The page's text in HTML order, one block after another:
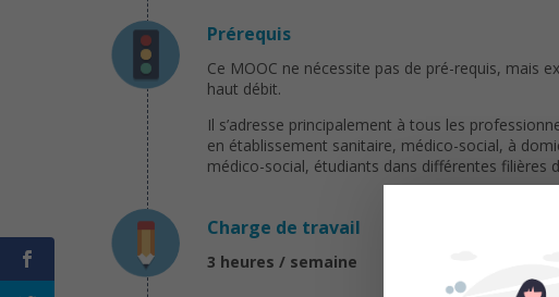
Prérequis
Ce MOOC ne nécessite pas de pré-requis, mais
haut débit.
Il s’adresse principalement à tous les
en établissement sanitaire, médico-social, à
médico-social, étudiants dans différentes filières
Charge de travail
3 heures / semaine